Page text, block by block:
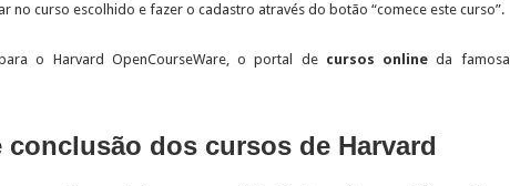
no curso escolhido e fazer o cadastro através do botão “comece este curso”.
o Harvard OpenCourseWare, o portal de cursos online da famosa
conclusão dos cursos de Harvard